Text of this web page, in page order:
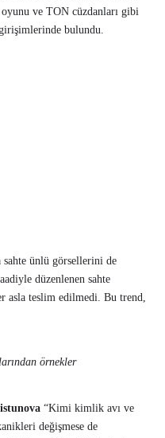
ve TON cüzdanları gibi
bulundu.
sahte ünlü görsellerini de
düzenlenen sahte
asla teslim edilmedi. Bu trend,
örnekler
“Kimi kimlik avı ve
değişmese de